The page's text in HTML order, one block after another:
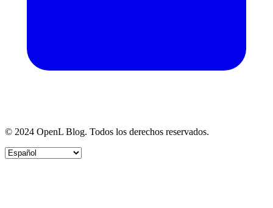
© 2024 OpenL Blog. Todos los derechos reservados.